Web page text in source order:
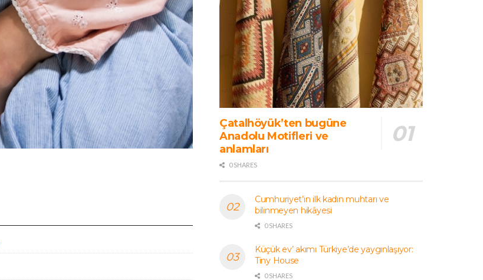
Çatalhöyük’ten bugüne
Anadolu Motifleri ve
anlamları
0 SHARES
Cumhuriyet’in ilk kadın muhtarı ve
bilinmeyen hikâyesi
0 SHARES
Küçük ev’ akımı Türkiye’de yaygınlaşıyor:
Tiny House
0 SHARES